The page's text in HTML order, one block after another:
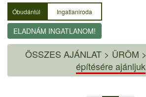
Óbudántúl Ingatlaniroda
ELADNÁM INGATLANOM!
ÖSSZES AJÁNLAT > ÜRÖM >
építésére ajánljuk